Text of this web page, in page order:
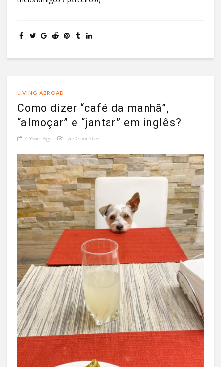
LIVING ABROAD
Como dizer “café da manhã”,
“almoçar” e “jantar” em inglês?
4 Years Ago Lais Goncalves